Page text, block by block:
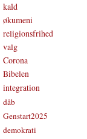
kald
økumeni
religionsfrihed
valg
Corona
Bibelen
integration
dåb
Genstart2025
demokrati